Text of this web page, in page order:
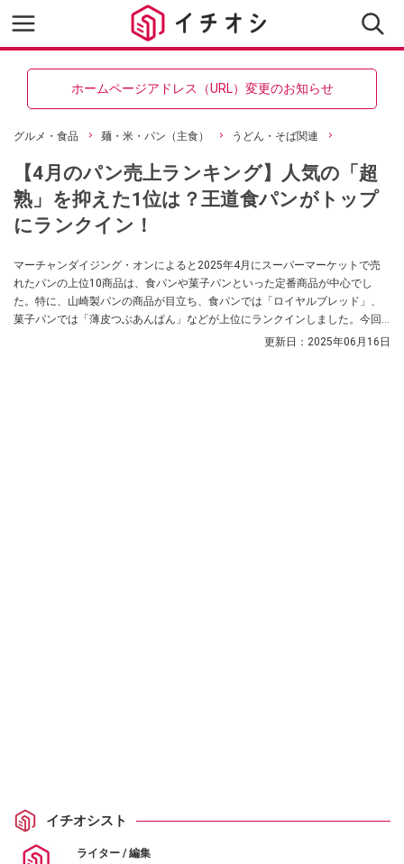
ホームページアドレス（URL）変更のお知らせ
グルメ・食品 麺・米・パン（主食） うどん・そば関連
【4月のパン売上ランキング】人気の「超
熟」を抑えた1位は？王道食パンがトップ
にランクイン！
マーチャンダイジング・オンによると2025年4月にスーパーマーケットで売
れたパンの上位10商品は、食パンや菓子パンといった定番商品が中心でし
た。特に、山崎製パンの商品が目立ち、食パンでは「ロイヤルブレッド」、
菓子パンでは「薄皮つぶあんぱん」などが上位にランクインしました。今回
更新日： 2025年06月16日
イチオシスト
ライター / 編集